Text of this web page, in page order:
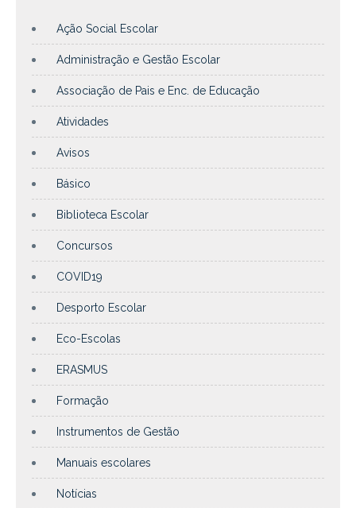
Ação Social Escolar
Administração e Gestão Escolar
Associação de Pais e Enc. de Educação
Atividades
Avisos
Básico
Biblioteca Escolar
Concursos
COVID19
Desporto Escolar
Eco-Escolas
ERASMUS
Formação
Instrumentos de Gestão
Manuais escolares
Notícias